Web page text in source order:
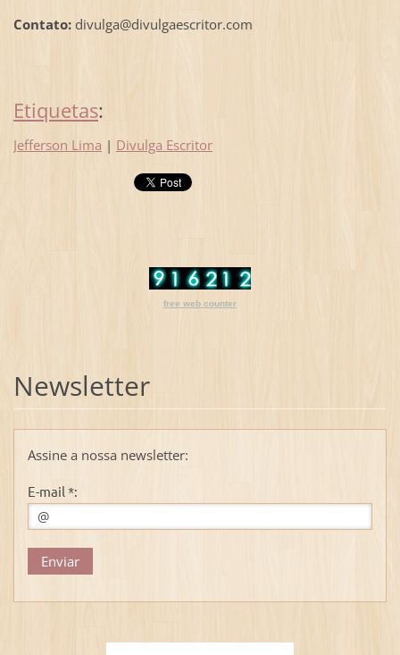
Contato:divulga@divulgaescritor.com
Etiquetas:
Jefferson Lima | Divulga Escritor
free web counter
Newsletter
Assine a nossa newsletter:
E-mail *: